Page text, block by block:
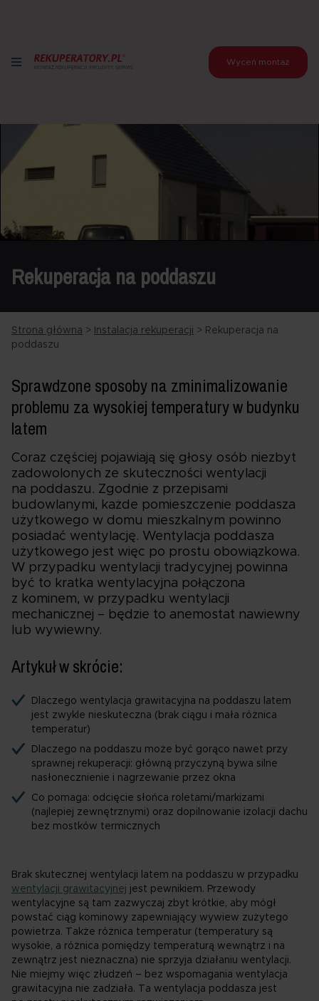
Wyceń montaż
Rekuperacja na poddaszu
Strona główna > Instalacja rekuperacji > Rekuperacja na
poddaszu
Sprawdzone sposoby na zminimalizowanie
problemu za wysokiej temperatury w budynku
latem
Coraz częściej pojawiają się głosy osób niezbyt
zadowolonych ze skuteczności wentylacji
na poddaszu. Zgodnie z przepisami
budowlanymi, każde pomieszczenie poddasza
użytkowego w domu mieszkalnym powinno
posiadać wentylację. Wentylacja poddasza
użytkowego jest więc po prostu obowiązkowa.
W przypadku wentylacji tradycyjnej powinna
być to kratka wentylacyjna połączona
z kominem, w przypadku wentylacji
mechanicznej – będzie to anemostat nawiewny
lub wywiewny.
Artykuł w skrócie:
Dlaczego wentylacja grawitacyjna na poddaszu latem
jest zwykle nieskuteczna (brak ciągu i mała różnica
temperatur)
Dlaczego na poddaszu może być gorąco nawet przy
sprawnej rekuperacji: główną przyczyną bywa silne
nasłonecznienie i nagrzewanie przez okna
Co pomaga: odcięcie słońca roletami/markizami
(najlepiej zewnętrznymi) oraz dopilnowanie izolacji dachu
bez mostków termicznych
Brak skutecznej wentylacji latem na poddaszu w przypadku
wentylacji grawitacyjnej jest pewnikiem. Przewody
wentylacyjne są tam zazwyczaj zbyt krótkie, aby mógł
powstać ciąg kominowy zapewniający wywiew zużytego
powietrza. Także różnica temperatur (temperatury są
wysokie, a różnica pomiędzy temperaturą wewnątrz i na
zewnątrz jest nieznaczna) nie sprzyja działaniu wentylacji.
Nie miejmy więc złudzeń – bez wspomagania wentylacja
grawitacyjna nie zadziała. Ta wentylacja poddasza jest